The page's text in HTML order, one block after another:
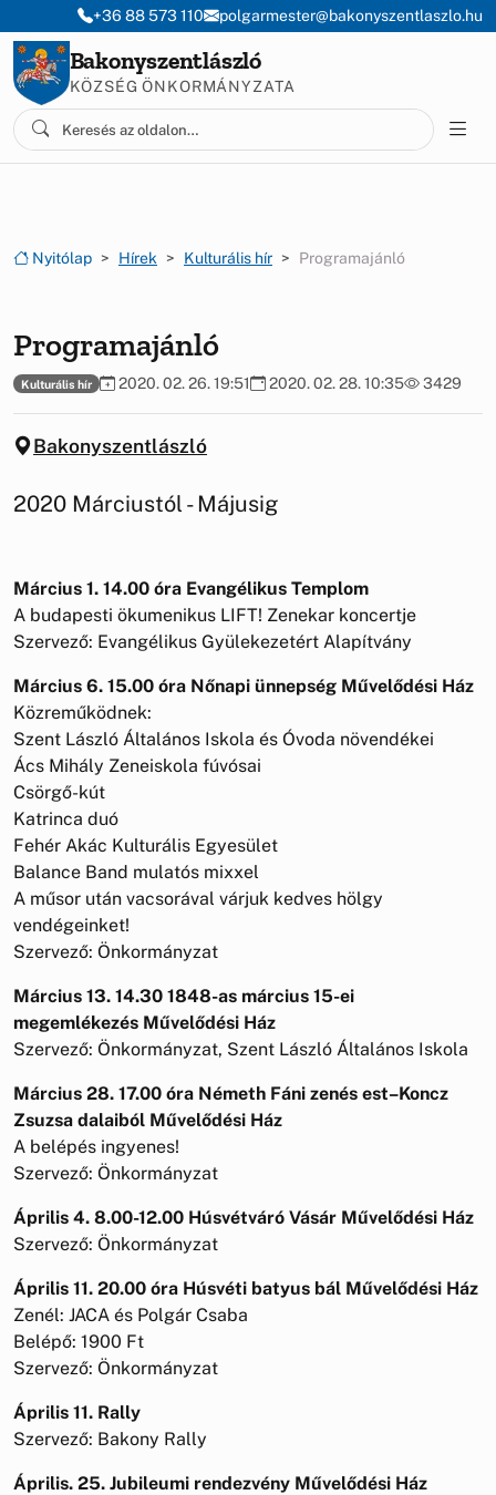
Ugrás a menüre
Ugrás a tartalomra
+36 88 573 110 polgarmester@bakonyszentlaszlo.hu
Bakonyszentlászló
KÖZSÉG ÖNKORMÁNYZATA
Nyitólap Hírek Kulturális hír Programajánló
Programajánló
Kulturális hír 2020. 02. 26. 19:51 2020. 02. 28. 10:35 3429
Bakonyszentlászló
2020 Márciustól - Májusig
Március 1. 14.00 óra Evangélikus Templom
A budapesti ökumenikus LIFT! Zenekar koncertje
Szervező: Evangélikus Gyülekezetért Alapítvány
Március 6. 15.00 óra Nőnapi ünnepség Művelődési Ház
Közreműködnek:
Szent László Általános Iskola és Óvoda növendékei
Ács Mihály Zeneiskola fúvósai
Csörgő-kút
Katrinca duó
Fehér Akác Kulturális Egyesület
Balance Band mulatós mixxel
A műsor után vacsorával várjuk kedves hölgy
vendégeinket!
Szervező: Önkormányzat
Március 13. 14.30 1848-as március 15-ei
megemlékezés Művelődési Ház
Szervező: Önkormányzat, Szent László Általános Iskola
Március 28. 17.00 óra Németh Fáni zenés est–Koncz
Zsuzsa dalaiból Művelődési Ház
A belépés ingyenes!
Szervező: Önkormányzat
Április 4. 8.00-12.00 Húsvétváró Vásár Művelődési Ház
Szervező: Önkormányzat
Április 11. 20.00 óra Húsvéti batyus bál Művelődési Ház
Zenél: JACA és Polgár Csaba
Belépő: 1900 Ft
Szervező: Önkormányzat
Április 11. Rally
Szervező: Bakony Rally
Április. 25. Jubileumi rendezvény Művelődési Ház